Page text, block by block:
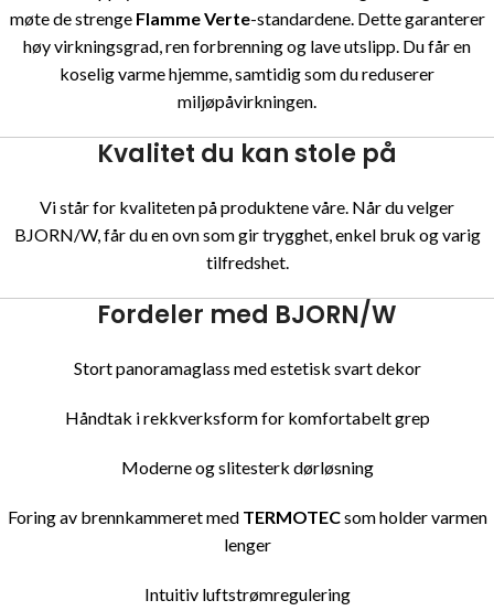
møte de strenge Flamme Verte-standardene. Dette garanterer
høy virkningsgrad, ren forbrenning og lave utslipp. Du får en
koselig varme hjemme, samtidig som du reduserer
miljøpåvirkningen.
Kvalitet du kan stole på
Vi står for kvaliteten på produktene våre. Når du velger
BJORN/W, får du en ovn som gir trygghet, enkel bruk og varig
tilfredshet.
Fordeler med BJORN/W
Stort panoramaglass med estetisk svart dekor
Håndtak i rekkverksform for komfortabelt grep
Moderne og slitesterk dørløsning
Foring av brennkammeret med TERMOTECsom holder varmen
lenger
Intuitiv luftstrømregulering